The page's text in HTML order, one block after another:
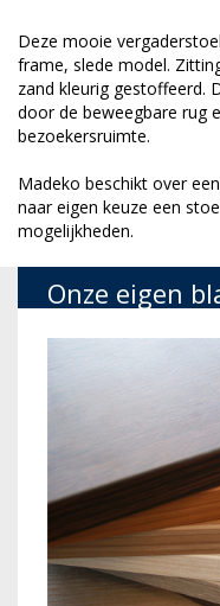
Deze mooie
frame, slede model.
zand kleurig gestoffeerd.
door de beweegbare rug
bezoekersruimte.
Madeko beschikt over
naar eigen keuze een
mogelijkheden.
Onze eigen